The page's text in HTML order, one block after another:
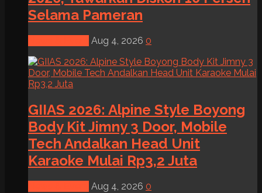
Selama Pameran
Aug 4, 2026 0
GIIAS 2026: Alpine Style Boyong
Body Kit Jimny 3 Door, Mobile
Tech Andalkan Head Unit
Karaoke Mulai Rp3,2 Juta
Aug 4, 2026 0